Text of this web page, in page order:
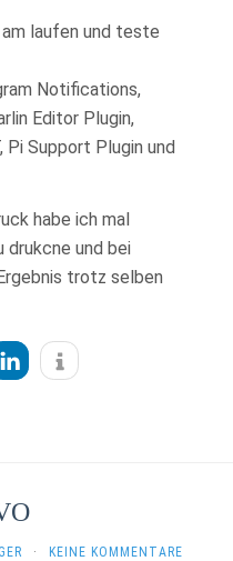
laufen und teste
Notifications,
Editor Plugin,
Support Plugin und
habe ich mal
drukcne und bei
trotz selben
· KEINE KOMMENTARE